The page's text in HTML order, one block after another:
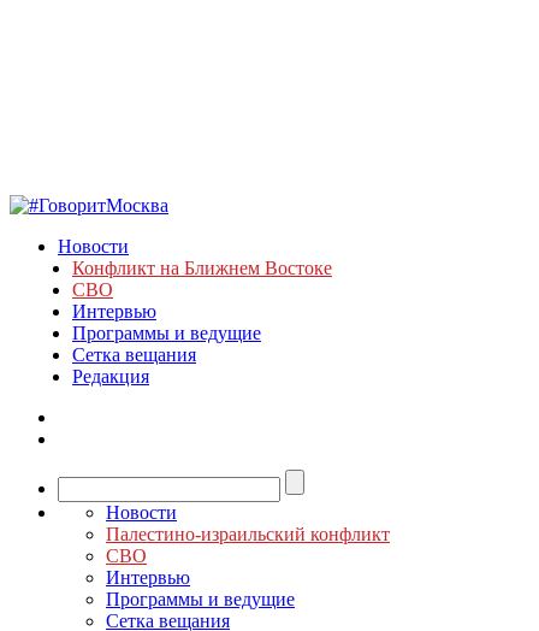
Новости
Конфликт на Ближнем Востоке
СВО
Интервью
Программы и ведущие
Сетка вещания
Редакция
Новости
Палестино-израильский конфликт
СВО
Интервью
Программы и ведущие
Сетка вещания